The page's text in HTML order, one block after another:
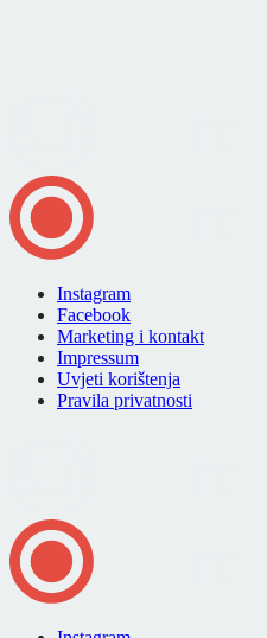
Instagram
Facebook
Marketing i kontakt
Impressum
Uvjeti korištenja
Pravila privatnosti